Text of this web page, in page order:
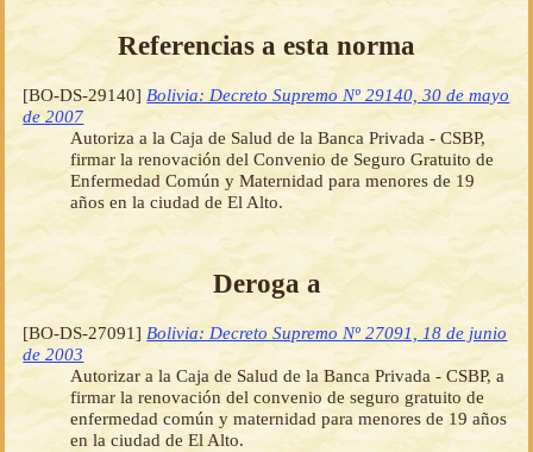
Referencias a esta norma
[BO-DS-29140] Bolivia: Decreto Supremo Nº 29140, 30 de mayo
de 2007
Autoriza a la Caja de Salud de la Banca Privada - CSBP,
firmar la renovación del Convenio de Seguro Gratuito de
Enfermedad Común y Maternidad para menores de 19
años en la ciudad de El Alto.
Deroga a
[BO-DS-27091] Bolivia: Decreto Supremo Nº 27091, 18 de junio
de 2003
Autorizar a la Caja de Salud de la Banca Privada - CSBP, a
firmar la renovación del convenio de seguro gratuito de
enfermedad común y maternidad para menores de 19 años
en la ciudad de El Alto.